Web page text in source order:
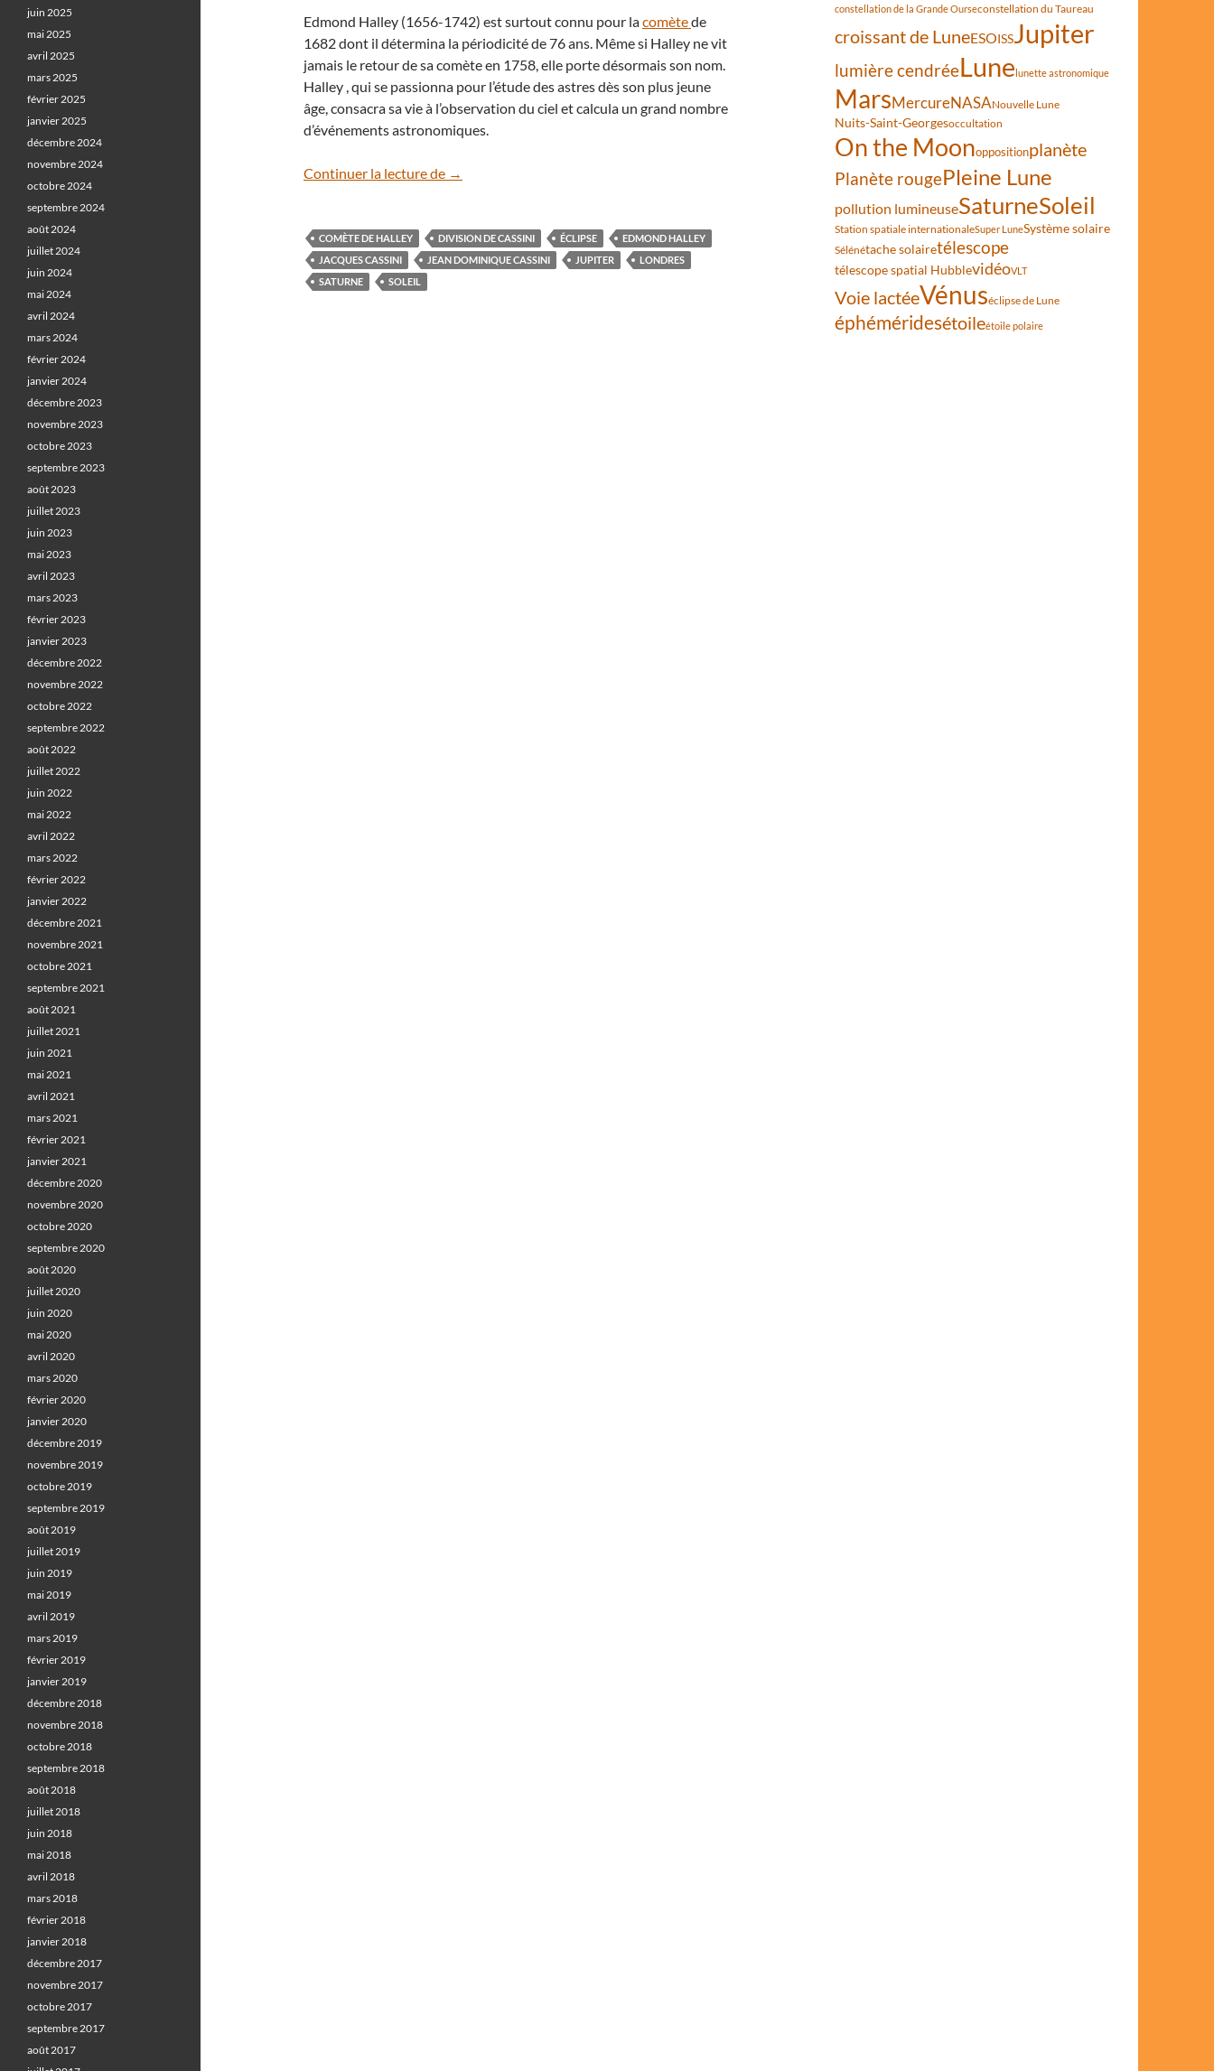
Edmond Halley (1656-1742) est surtout connu pour lacomètede
1682 dont il détermina la périodicité de 76 ans. Même si Halley ne vit
jamais le retour de sa comète en 1758, elle porte désormais son nom.
Halley , qui se passionna pour l’étude des astres dès son plus jeune
âge, consacra sa vie à l’observation du ciel et calcula un grand nombre
d’événements astronomiques.
Continuer la lecture de 3 mai 1715 : l’éclipse solaire d’Edmond Halley
→
COMÈTE DE HALLEY DIVISION DE CASSINI ÉCLIPSE
EDMOND HALLEY
JACQUES CASSINI
JEAN DOMINIQUE CASSINI JUPITER
LONDRES
SATURNE
SOLEIL
constellation de la Grande Ourseconstellation du Taureau
croissant de LuneESOISSJupiter
lumière cendréeLunelunette astronomique
MarsMercureNASANouvelle Lune
Nuits-Saint-Georgesoccultation
On the Moonoppositionplanète
Planète rougePleine Lune
pollution lumineuseSaturneSoleil
Station spatiale internationaleSuper LuneSystème solaire
Sélénétache solairetélescope
télescope spatial HubblevidéoVLT
Voie lactéeVénuséclipse de Lune
éphéméridesétoileétoile polaire
juin 2025
mai 2025
avril 2025
mars 2025
février 2025
janvier 2025
décembre 2024
novembre 2024
octobre 2024
septembre 2024
août 2024
juillet 2024
juin 2024
mai 2024
avril 2024
mars 2024
février 2024
janvier 2024
décembre 2023
novembre 2023
octobre 2023
septembre 2023
août 2023
juillet 2023
juin 2023
mai 2023
avril 2023
mars 2023
février 2023
janvier 2023
décembre 2022
novembre 2022
octobre 2022
septembre 2022
août 2022
juillet 2022
juin 2022
mai 2022
avril 2022
mars 2022
février 2022
janvier 2022
décembre 2021
novembre 2021
octobre 2021
septembre 2021
août 2021
juillet 2021
juin 2021
mai 2021
avril 2021
mars 2021
février 2021
janvier 2021
décembre 2020
novembre 2020
octobre 2020
septembre 2020
août 2020
juillet 2020
juin 2020
mai 2020
avril 2020
mars 2020
février 2020
janvier 2020
décembre 2019
novembre 2019
octobre 2019
septembre 2019
août 2019
juillet 2019
juin 2019
mai 2019
avril 2019
mars 2019
février 2019
janvier 2019
décembre 2018
novembre 2018
octobre 2018
septembre 2018
août 2018
juillet 2018
juin 2018
mai 2018
avril 2018
mars 2018
février 2018
janvier 2018
décembre 2017
novembre 2017
octobre 2017
septembre 2017
août 2017